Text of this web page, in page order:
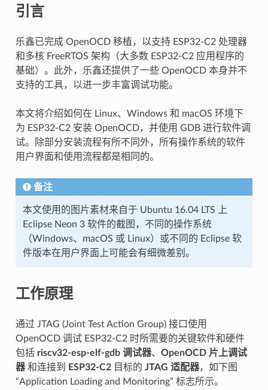
引言
乐鑫已完成 OpenOCD 移植，以支持 ESP32-C2 处理器
和多核 FreeRTOS 架构（大多数 ESP32-C2 应用程序的
基础）。此外，乐鑫还提供了一些 OpenOCD 本身并不
支持的工具，以进一步丰富调试功能。
本文将介绍如何在 Linux、Windows 和 macOS 环境下
为 ESP32-C2 安装 OpenOCD，并使用 GDB 进行软件调
试。除部分安装流程有所不同外，所有操作系统的软件
用户界面和使用流程都是相同的。
备注
本文使用的图片素材来自于 Ubuntu 16.04 LTS 上
Eclipse Neon 3 软件的截图，不同的操作系统
（Windows、macOS 或 Linux）或不同的 Eclipse 软
件版本在用户界面上可能会有细微差别。
工作原理
通过 JTAG (Joint Test Action Group) 接口使用
OpenOCD 调试 ESP32-C2 时所需要的关键软件和硬件
包括 riscv32-esp-elf-gdb 调试器、 OpenOCD 片上调试
器和连接到 ESP32-C2目标的 JTAG 适配器，如下图
“Application Loading and Monitoring” 标志所示。